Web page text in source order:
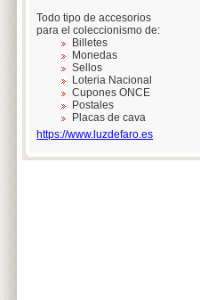
Todo tipo de accesorios
para el coleccionismo de:
Billetes
Monedas
Sellos
Loteria Nacional
Cupones ONCE
Postales
Placas de cava
https://www.luzdefaro.es